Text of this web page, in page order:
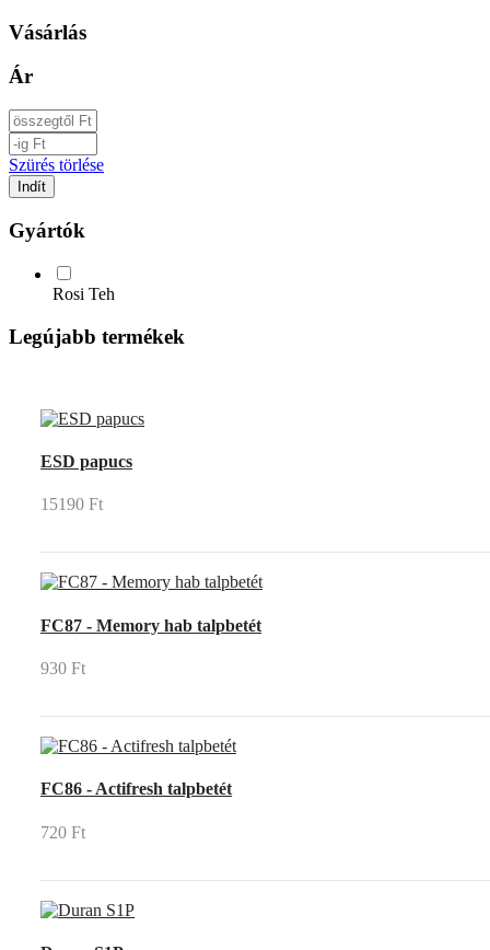
Vásárlás
Ár
Szürés törlése
Gyártók
Rosi Teh
Legújabb termékek
ESD papucs
15190 Ft
FC87 - Memory hab talpbetét
930 Ft
FC86 - Actifresh talpbetét
720 Ft